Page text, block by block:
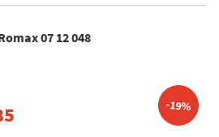
07 12 048
-19%